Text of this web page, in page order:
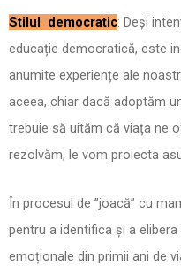
Stilul democratic: Deși
educație democratică, este
anumite experiențe ale
aceea, chiar dacă adoptăm
trebuie să uităm că viața ne
rezolvăm, le vom proiecta
În procesul de ”joacă” cu
pentru a identifica și a
emoționale din primii ani de